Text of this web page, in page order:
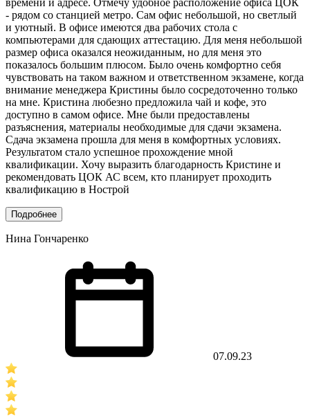
- рядом со станцией метро. Сам офис небольшой, но светлый
и уютный. В офисе имеются два рабочих стола с
компьютерами для сдающих аттестацию. Для меня небольшой
размер офиса оказался неожиданным, но для меня это
показалось большим плюсом. Было очень комфортно себя
чувствовать на таком важном и ответственном экзамене, когда
внимание менеджера Кристины было сосредоточенно только
на мне. Кристина любезно предложила чай и кофе, это
доступно в самом офисе. Мне были предоставлены
разъяснения, материалы необходимые для сдачи экзамена.
Сдача экзамена прошла для меня в комфортных условиях.
Результатом стало успешное прохождение мной
квалификации. Хочу выразить благодарность Кристине и
рекомендовать ЦОК АС всем, кто планирует проходить
квалификацию в Нострой
Подробнее
Нина Гончаренко
07.09.23